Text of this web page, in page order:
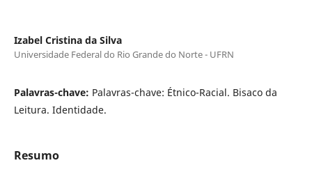
Izabel Cristina da Silva
Universidade Federal do Rio Grande do Norte - UFRN
Palavras-chave: Palavras-chave: Étnico-Racial. Bisaco da
Leitura. Identidade.
Resumo